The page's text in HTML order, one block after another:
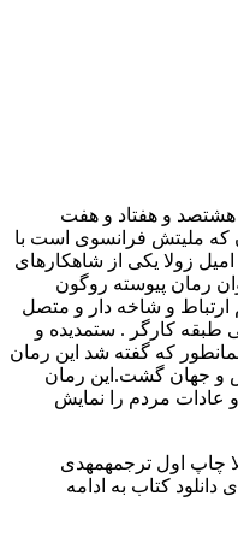
و هفتاد و هفت
ملیتش فرانسوی است با
زولا یکی از شاهکارهای
در واقع شماره 17 از 20 عنوان رمان پیوسته روگون
و شاخه دار و متصل
طبقه کارگر . ستمدیده و
که گفته شد این رمان
و جهان گشت.این رمان
عادات مردم را نمایش
چاپ اول ترجمهمهدی
دانلود کتاب به ادامه